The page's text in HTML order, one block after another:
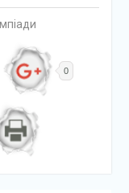
0